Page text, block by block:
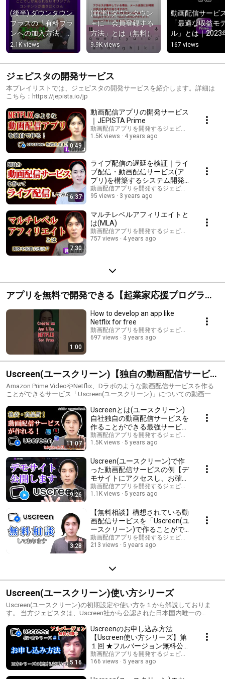
(後半) ダウンタウン
プラスの「有料プラ
ンへの加入方法」と
は
2.1K views
(前半) ダウンタウン
＋に「会員登録する
方法」とは（無料）
9.9K views
動画配信サービ
「最適な収益モ
ル」とは｜2023
167 views
ジェピスタの開発サービス
本プレイリストでは、ジェピスタの開発サービスを紹介します。詳細は
こちら：https://jepista.io/jp
0:49
動画配信アプリの開発サービス
｜JEPISTA Prime
動画配信アプリを開発するジェピスタ ( JEPISTA )
1.5K views
4 years ago
6:37
ライブ配信の遅延を検証｜ライ
ブ配信・動画配信サービス(ア
プリ)を構築するシステム開発
業者
動画配信アプリを開発するジェピスタ ( JEPISTA )
95 views
3 years ago
7:30
マルチレベルアフィリエイトと
は(MLA)
動画配信アプリを開発するジェピスタ ( JEPISTA )
757 views
4 years ago
アプリを無料で開発できる【起業家応援プログラ
ム】JEPISTA Youth Joint Program
1:00
How to develop an app like
Netflix for free
動画配信アプリを開発するジェピスタ ( JEPISTA )
697 views
3 years ago
Uscreen(ユースクリーン)【独自の動画配信サービス
が作れるサービス】
Amazon Prime VideoやNetflix、Dラボのような動画配信サービスを作る
ことができるサービス「Uscreen(ユースクリーン)」についての動画一覧
ービス」をお持ちいただけます。 詳しくは以下リンクページにて解説し
ております。ご興味があればご一読いただくことをお勧めします。
https://jepista.io/jp/uscreen/ ※Uscreenはユースクリーンといいます。
11:07
Uscreenとは(ユースクリーン)
自社独自の動画配信サービスを
作ることができる最強サービス
【格安・高品質・世界No.1】評
判や口コミ・レビュー
動画配信アプリを開発するジェピスタ ( JEPISTA )
1.5K views
5 years ago
9:26
Uscreen(ユースクリーン)で作
った動画配信サービスの例【デ
モサイトにアクセスし、お確か
めください】ユースクリーンの
レビュー
動画配信アプリを開発するジェピスタ ( JEPISTA )
1.1K views
5 years ago
3:28
【無料相談】構想されている動
画配信サービスを「Uscreen(ユ
ースクリーン)で作ることがで
きるか」ご相談させていただき
ます
動画配信アプリを開発するジェピスタ ( JEPISTA )
213 views
5 years ago
Uscreen(ユースクリーン)使い方シリーズ
Uscreen(ユースクリーン)の初期設定や使い方を１から解説しておりま
す。 当方ジェピスタは、Uscreen社から公認された日本国内唯一の
の設定方法や使い方が分かるため，他の有料教材を購入させる必要はあ
りません。 動画は「一部公開バージョン」と「フルバージョン」の２種
類あります。 ※2023年１月現在、フルバージョン動画は、全て完全無料
公開しております。 （以前までフルバージョンは有料でした。）
5:16
Uscreenのお申し込み方法
【Uscreen使い方シリーズ】第
１回 ★フルバージョン無料公開
中★
動画配信アプリを開発するジェピスタ ( JEPISTA )
166 views
5 years ago